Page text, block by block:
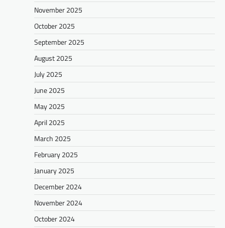
November 2025
October 2025
September 2025
August 2025
July 2025
June 2025
May 2025
April 2025
March 2025
February 2025
January 2025
December 2024
November 2024
October 2024